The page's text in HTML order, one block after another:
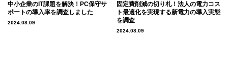
中小企業のIT課題を解決！PC保守サ
ポートの導入率を調査しました
2024.08.09
固定費削減の切り札！法人の電力コス
ト最適化を実現する新電力の導入実態
を調査
2024.08.09